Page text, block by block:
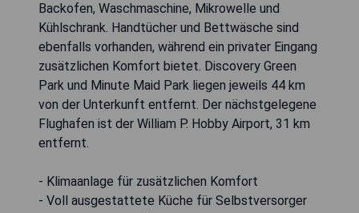
Backofen, Waschmaschine, Mikrowelle und
Kühlschrank. Handtücher und Bettwäsche sind
ebenfalls vorhanden, während ein privater Eingang
zusätzlichen Komfort bietet. Discovery Green
Park und Minute Maid Park liegen jeweils 44 km
von der Unterkunft entfernt. Der nächstgelegene
Flughafen ist der William P. Hobby Airport, 31 km
entfernt.
- Klimaanlage für zusätzlichen Komfort
- Voll ausgestattete Küche für Selbstversorger